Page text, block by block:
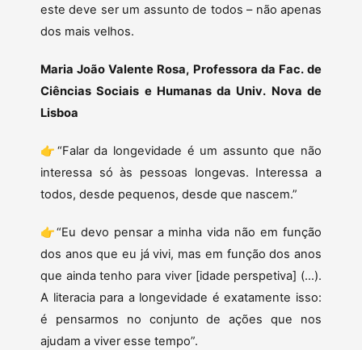
este deve ser um assunto de todos – não apenas
dos mais velhos.
Maria João Valente Rosa, Professora da Fac. de
Ciências Sociais e Humanas da Univ. Nova de
Lisboa
👉“Falar da longevidade é um assunto que não
interessa só às pessoas longevas. Interessa a
todos, desde pequenos, desde que nascem.”
👉“Eu devo pensar a minha vida não em função
dos anos que eu já vivi, mas em função dos anos
que ainda tenho para viver [idade perspetiva] (…).
A literacia para a longevidade é exatamente isso:
é pensarmos no conjunto de ações que nos
ajudam a viver esse tempo”.